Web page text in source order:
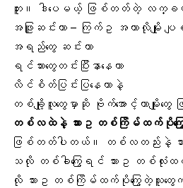
ဘူး။ ဒါပေမယ့် ဖြစ်တတ်တဲ့ လက္ခဏာ
အဖြူဆင်း တာ – ကြက်ဥ အကာလိုမျိုး ပ
အရည်တွေ ဆင်းတာ
ရင်သားတွေတင်းပြီးနာနေတာ
လိင်စိတ်ပြင်းပြနေတာနဲ့
တစ်ချို့လူတွေမှာဆို ဗိုက်အောင့်တာမျိုးတွ
တစ်လထဲနဲ့ သားဥ တစ်ကြိမ်ထက်ပိုကြွေတ
ဖြစ်တတ်ပါတယ်။ တစ်လတည်းနဲ့ သာ
သလို တစ်ခါကြွေရင် သားဥ တစ်လုံ
လို သားဥ တစ်ကြိမ်ထက်ပိုကြွေတဲ့သူတွေက က